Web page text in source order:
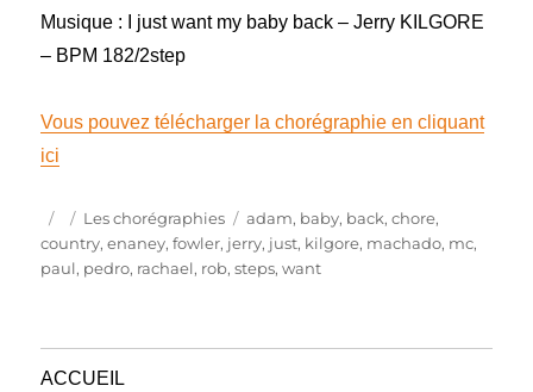
Musique : I just want my baby back – Jerry KILGORE
– BPM 182/2step
Vous pouvez télécharger la chorégraphie en cliquant
ici
Publié
le
Catégories
Les chorégraphies Étiquettes
adam, baby, back,chore,
country,enaney,fowler, jerry, just, kilgore, machado, mc,
paul, pedro, rachael, rob,steps,want
ACCUEIL